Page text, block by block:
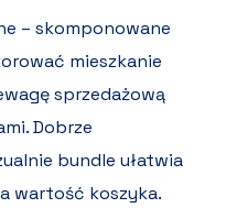
– skomponowane
mieszkanie
sprzedażową
Dobrze
bundle ułatwia
wartość koszyka.